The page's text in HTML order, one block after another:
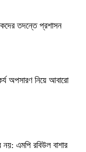
তদন্তে প্রশাসন
অপসারণ নিয়ে আবারো
এমপি রবিউল বাশার